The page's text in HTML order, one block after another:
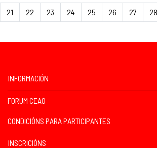
21 22 23 24 25 26 27 28
INFORMACIÓN
FORUM CEAO
CONDICIÓNS PARA PARTICIPANTES
INSCRICIÓNS